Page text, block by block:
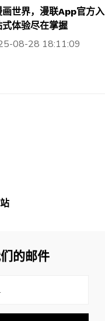
画世界，漫联App官方入
式体验尽在掌握
08-28 18:11:09
的邮件